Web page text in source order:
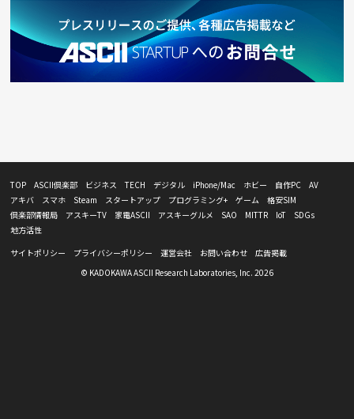
TOP ASCII倶楽部 ビジネス TECH デジタル iPhone/Mac ホビー 自作PC
AV
アキバ
スマホ Steam スタートアップ プログラミング+ ゲーム
格安SIM
倶楽部情報局
アスキーTV 家電ASCII アスキーグルメ SAO MITTR IoT
SDGs
地方活性
サイトポリシー
プライバシーポリシー 運営会社 お問い合わせ
広告掲載
© KADOKAWA ASCII Research Laboratories, Inc. 2026